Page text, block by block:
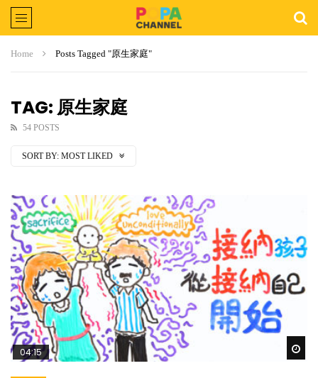
Home Posts Tagged "原生家庭"
TAG: 原生家庭
54 POSTS
SORT BY: MOST LIKED
04:15